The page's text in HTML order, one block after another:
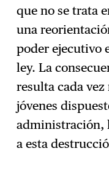
que no se trata
una
poder ejecutivo
ley. La
resulta cada
jóvenes
administración,
a esta